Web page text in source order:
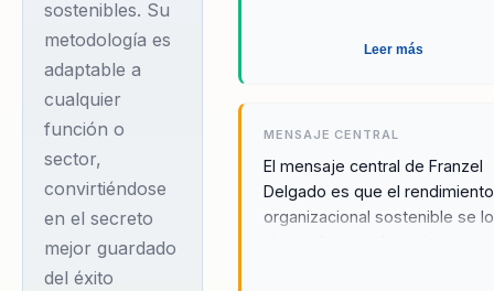
Franzel se
especializa en
transformar el
rendimiento
organizacional desde
el factor humano,
utilizando emociones,
relaciones y
conciencia como
sostenibles. Su
metodología es
adaptable a
cualquier
función o
sector,
convirtiéndose
en el secreto
mejor guardado
del éxito
Leer más
MENSAJE CENTRAL
El mensaje central de Franzel
Delgado es que el rendimiento
organizacional sostenible se